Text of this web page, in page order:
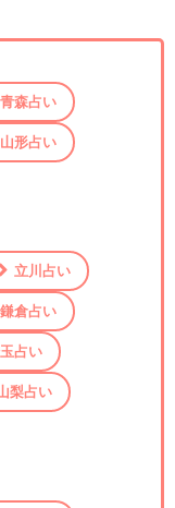
青森占い
山形占い
立川占い
鎌倉占い
占い
梨占い